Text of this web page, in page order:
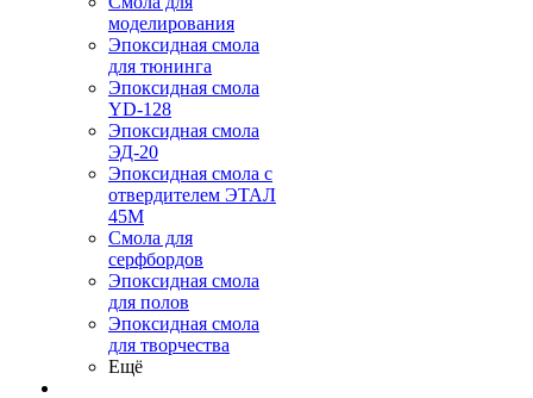
моделирования
Эпоксидная смола
для тюнинга
Эпоксидная смола
YD-128
Эпоксидная смола
ЭД-20
Эпоксидная смола с
отвердителем ЭТАЛ
45М
Смола для
серфбордов
Эпоксидная смола
для полов
Эпоксидная смола
для творчества
Ещё